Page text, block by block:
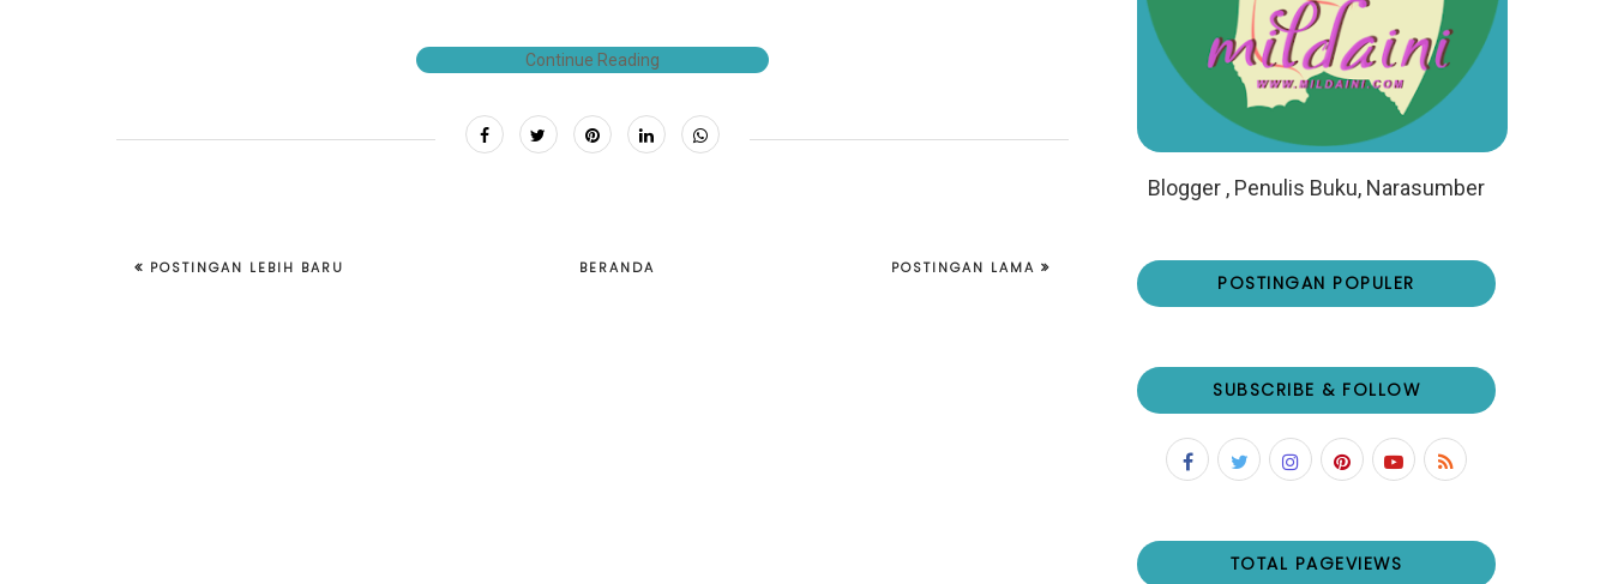
Continue Reading
POSTINGAN LEBIH BARU POSTINGAN LAMA
BERANDA
Blogger , Penulis Buku, Narasumber
POSTINGAN POPULER
SUBSCRIBE & FOLLOW
TOTAL PAGEVIEWS